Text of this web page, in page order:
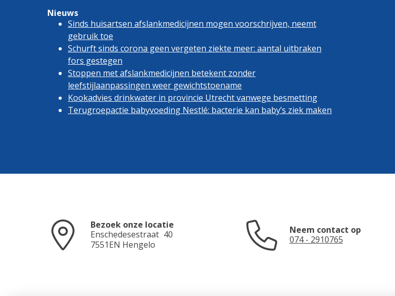
Nieuws
Sinds huisartsen afslankmedicijnen mogen voorschrijven, neemt
gebruik toe
Schurft sinds corona geen vergeten ziekte meer: aantal uitbraken
fors gestegen
Stoppen met afslankmedicijnen betekent zonder
leefstijlaanpassingen weer gewichtstoename
Kookadvies drinkwater in provincie Utrecht vanwege besmetting
Terugroepactie babyvoeding Nestlé: bacterie kan baby’s ziek maken
Bezoek onze locatie
Enschedesestraat 40
7551EN Hengelo
Neem contact op
074 - 2910765